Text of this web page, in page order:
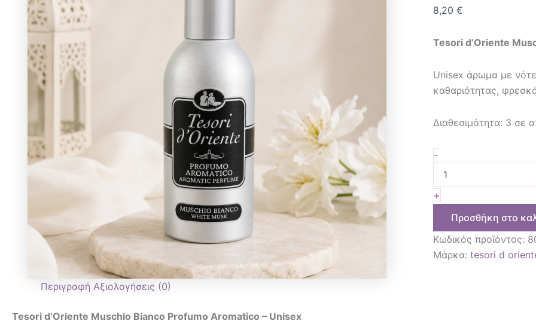
8,20€
Tesori d’Oriente
Unisex άρωμα με
καθαριότητας,
Διαθεσιμότητα: 3 σε
-
+
Προσθήκη στο
Κωδικός προϊόντος:
Μάρκα:tesori d
Περιγραφή Αξιολογήσεις (0)
Tesori d’Oriente Muschio Bianco Profumo Aromatico – Unisex